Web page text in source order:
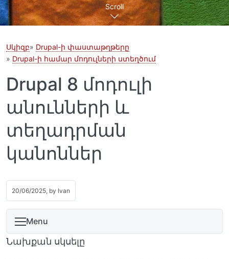
Scroll
Սկիզբ
Drupal-ի փաստաթղթերը
Drupal-ի համար մոդուլների ստեղծում
Drupal 8 մոդուլի
անունների և
տեղադրման
կանոններ
20/06/2025, by Ivan
Menu
Նախքան սկսելը